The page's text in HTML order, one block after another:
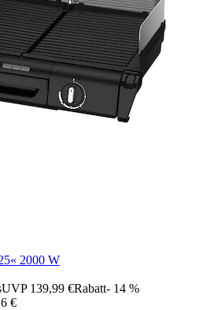
2000 W
UVP 139,99 €Rabatt- 14 %
€